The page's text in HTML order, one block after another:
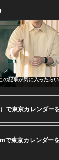
の記事が気に入ったら
で東京カレンダー
で東京カレンダー